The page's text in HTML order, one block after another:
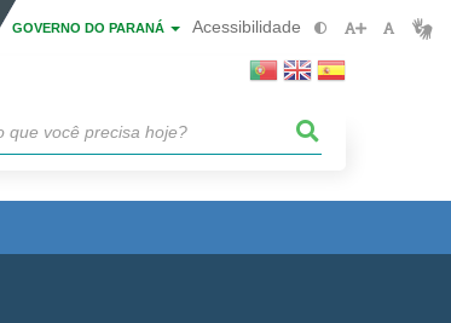
GOVERNO DO PARANÁ Acessibilidade